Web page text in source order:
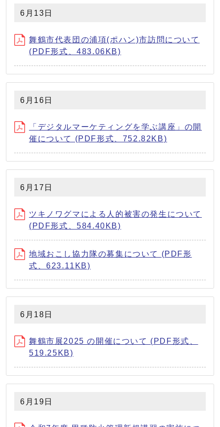
6月13日
舞鶴市代表団の浦項(ポハン)市訪問について
(PDF形式、483.06KB)
6月16日
「デジタルマーケティングを学ぶ講座」の開
催について (PDF形式、752.82KB)
6月17日
ツキノワグマによる人的被害の発生について
(PDF形式、584.40KB)
地域おこし協⼒隊の募集について (PDF形
式、623.11KB)
6月18日
舞鶴市展2025 の開催について (PDF形式、
519.25KB)
6月19日